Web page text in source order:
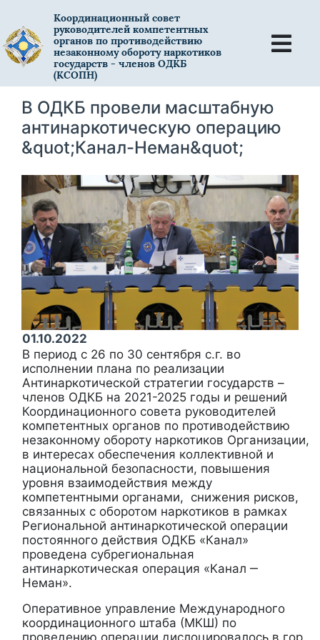
Координационный совет
руководителей компетентных
органов по противодействию
незаконному обороту наркотиков
государств - членов ОДКБ
(КСОПН)
В ОДКБ провели масштабную
антинаркотическую операцию
&quot;Канал-Неман&quot;
01.10.2022
В период с 26 по 30 сентября с.г. во
исполнении плана по реализации
Антинаркотической стратегии государств –
членов ОДКБ на 2021-2025 годы и решений
Координационного совета руководителей
компетентных органов по противодействию
незаконному обороту наркотиков Организации,
в интересах обеспечения коллективной и
национальной безопасности, повышения
уровня взаимодействия между
компетентными органами, снижения рисков,
связанных с оборотом наркотиков в рамках
Региональной антинаркотической операции
постоянного действия ОДКБ «Канал»
проведена субрегиональная
антинаркотическая операция «Канал ‒
Неман».
Оперативное управление Международного
координационного штаба (МКШ) по
проведению операции дислоцировалось в гор.